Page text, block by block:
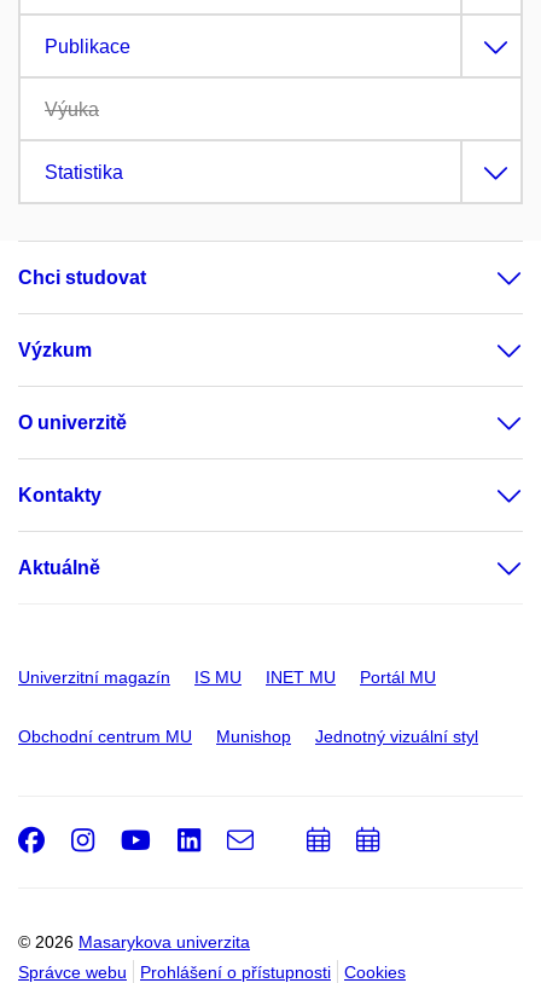
Publikace
Výuka
Statistika
Chci studovat
Výzkum
O univerzitě
Kontakty
Aktuálně
Univerzitní magazín IS MU INET MU Portál MU
Obchodní centrum MU Munishop Jednotný vizuální styl
© 2026 Masarykova univerzita
Správce webu
Prohlášení o přístupnosti Cookies
Facebook
Instagram
Youtube
LinkedIn
e-
PřidatPřidat